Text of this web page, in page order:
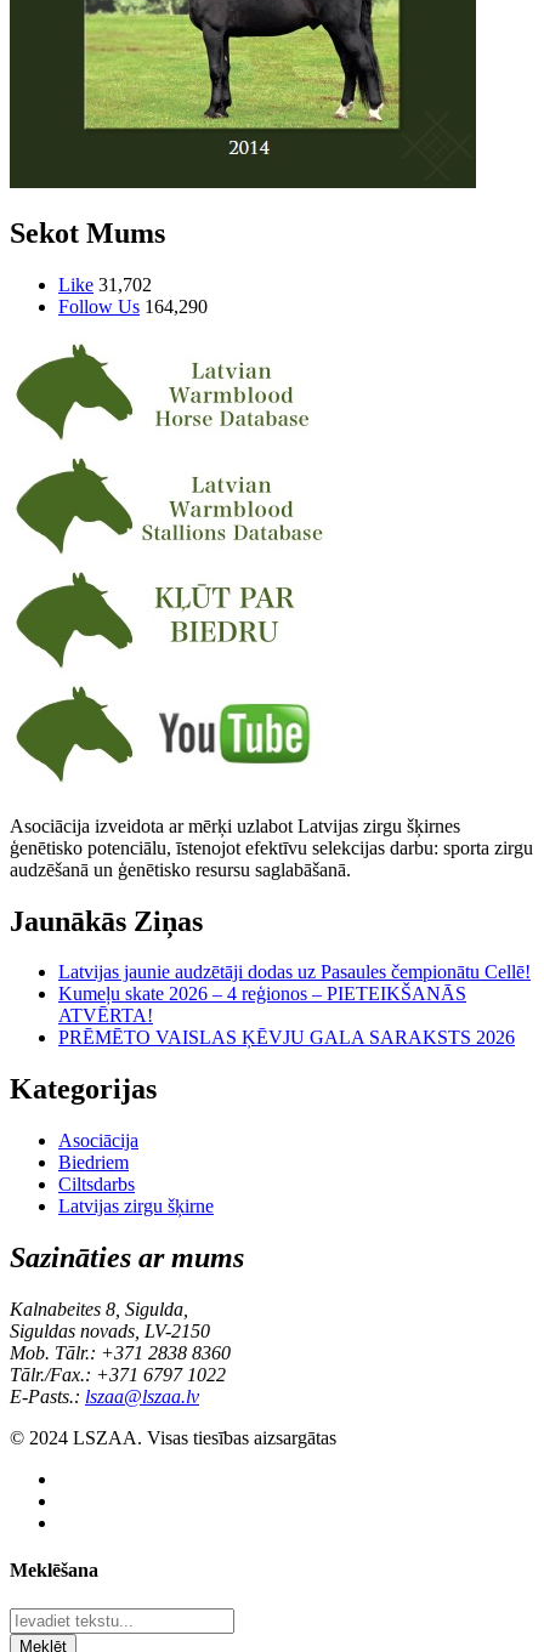
Sekot Mums
Like 31,702
Follow Us 164,290
Asociācija izveidota ar mērķi uzlabot Latvijas zirgu šķirnes
ģenētisko potenciālu, īstenojot efektīvu selekcijas darbu: sporta zirgu
audzēšanā un ģenētisko resursu saglabāšanā.
Jaunākās Ziņas
Latvijas jaunie audzētāji dodas uz Pasaules čempionātu Cellē!
Kumeļu skate 2026 – 4 reģionos – PIETEIKŠANĀS
ATVĒRTA!
PRĒMĒTO VAISLAS ĶĒVJU GALA SARAKSTS 2026
Kategorijas
Asociācija
Biedriem
Ciltsdarbs
Latvijas zirgu šķirne
Sazināties ar mums
Kalnabeites 8, Sigulda,
Siguldas novads, LV-2150
Mob. Tālr.: +371 2838 8360
Tālr./Fax.: +371 6797 1022
E-Pasts.: lszaa@lszaa.lv
© 2024 LSZAA. Visas tiesības aizsargātas
Meklēšana
Meklēt